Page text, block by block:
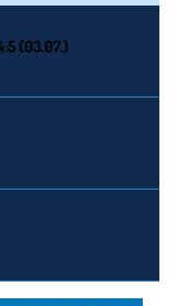
(03.07.)